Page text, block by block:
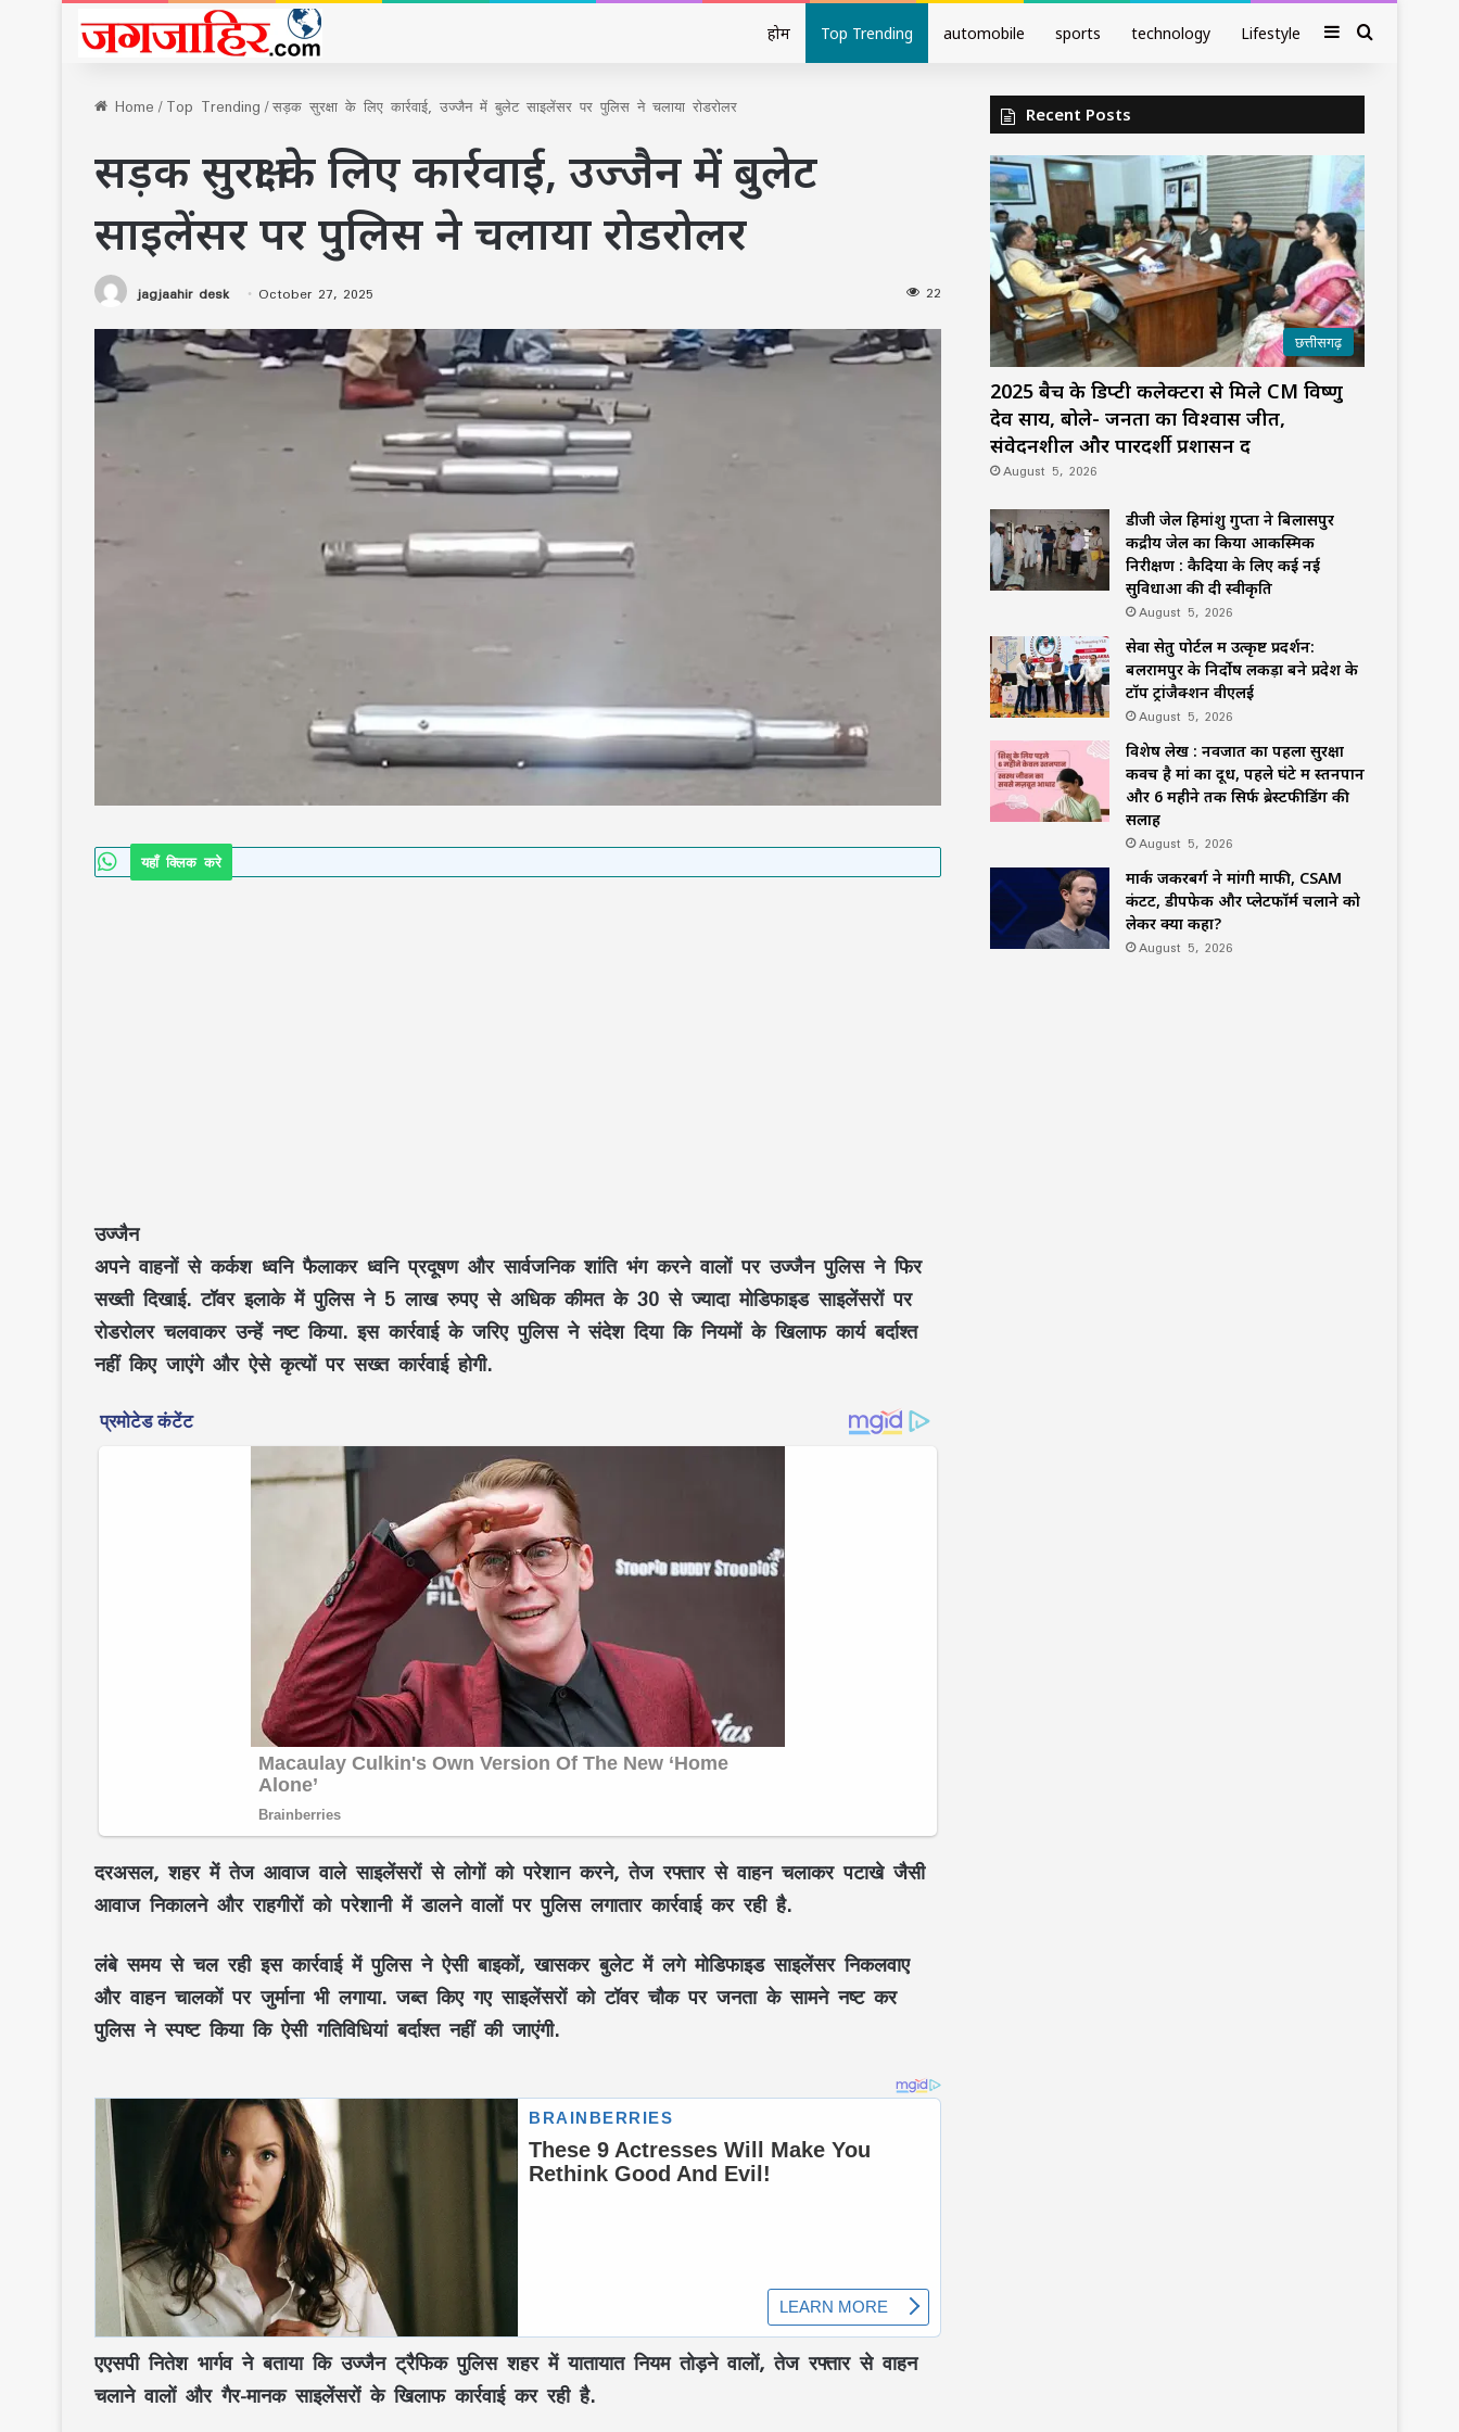
होम Top Trending automobile sports technology Lifestyle SidebarSearch
Home/Top Trending/सड़क सुरक्षा के लिए कार्रवाई, उज्जैन में बुलेट साइलेंसर पर पुलिस ने चलाया रोडरोलर
सड़क सुरक्षा के लिए कार्रवाई, उज्जैन में बुलेट
साइलेंसर पर पुलिस ने चलाया रोडरोलर
jagjaahir desk October 27, 2025 22
यहाँ क्लिक करे
उज्जैन
अपने वाहनों से कर्कश ध्वनि फैलाकर ध्वनि प्रदूषण और सार्वजनिक शांति भंग करने वालों पर उज्जैन पुलिस ने फिर
सख्ती दिखाई. टॉवर इलाके में पुलिस ने 5 लाख रुपए से अधिक कीमत के 30 से ज्यादा मोडिफाइड साइलेंसरों पर
रोडरोलर चलवाकर उन्हें नष्ट किया. इस कार्रवाई के जरिए पुलिस ने संदेश दिया कि नियमों के खिलाफ कार्य बर्दाश्त
नहीं किए जाएंगे और ऐसे कृत्यों पर सख्त कार्रवाई होगी.
दरअसल, शहर में तेज आवाज वाले साइलेंसरों से लोगों को परेशान करने, तेज रफ्तार से वाहन चलाकर पटाखे जैसी
आवाज निकालने और राहगीरों को परेशानी में डालने वालों पर पुलिस लगातार कार्रवाई कर रही है.
लंबे समय से चल रही इस कार्रवाई में पुलिस ने ऐसी बाइकों, खासकर बुलेट में लगे मोडिफाइड साइलेंसर निकलवाए
और वाहन चालकों पर जुर्माना भी लगाया. जब्त किए गए साइलेंसरों को टॉवर चौक पर जनता के सामने नष्ट कर
पुलिस ने स्पष्ट किया कि ऐसी गतिविधियां बर्दाश्त नहीं की जाएंगी.
एएसपी नितेश भार्गव ने बताया कि उज्जैन ट्रैफिक पुलिस शहर में यातायात नियम तोड़ने वालों, तेज रफ्तार से वाहन
चलाने वालों और गैर-मानक साइलेंसरों के खिलाफ कार्रवाई कर रही है.
Aaj Ka Rashifal 3 July 2026: शुक्रवार का दिन
Recent Posts
छत्तीसगढ़
2025 बैच के डिप्टी कलेक्टरों से मिले CM विष्णु
देव साय, बोले- जनता का विश्वास जीतें,
संवेदनशील और पारदर्शी प्रशासन दें
August 5, 2026
डीजी जेल हिमांशु गुप्ता ने बिलासपुर
केंद्रीय जेल का किया आकस्मिक
निरीक्षण : कैदियों के लिए कई नई
सुविधाओं की दी स्वीकृति
August 5, 2026
सेवा सेतु पोर्टल में उत्कृष्ट प्रदर्शन:
बलरामपुर के निर्दोष लकड़ा बने प्रदेश के
टॉप ट्रांजैक्शन वीएलई
August 5, 2026
विशेष लेख : नवजात का पहला सुरक्षा
कवच है मां का दूध, पहले घंटे में स्तनपान
और 6 महीने तक सिर्फ ब्रेस्टफीडिंग की
सलाह
August 5, 2026
मार्क जकरबर्ग ने मांगी माफी, CSAM
कंटेंट, डीपफेक और प्लेटफॉर्म चलाने को
लेकर क्या कहा?
August 5, 2026